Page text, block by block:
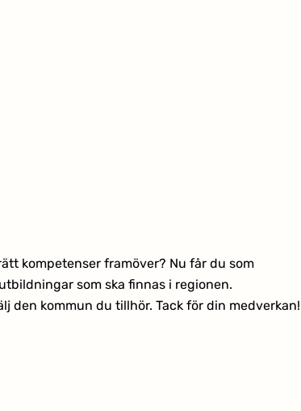
kompetenser framöver? Nu får du som
som ska finnas i regionen.
den kommun du tillhör. Tack för din medverkan!